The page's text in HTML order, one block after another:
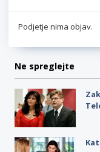
Podjetje nima objav.
Ne spreglejte